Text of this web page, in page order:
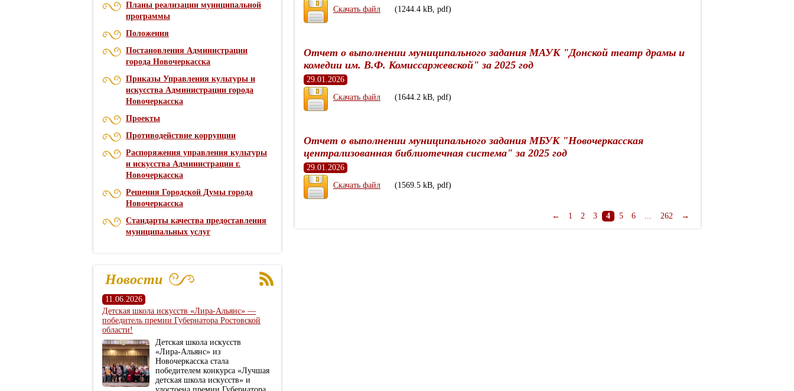
Планы реализации муниципальной
программы
Положения
Постановления Администрации
города Новочеркасска
Приказы Управления культуры и
искусства Администрации города
Новочеркасска
Проекты
Противодействие коррупции
Распоряжения управления культуры
и искусства Администрации г.
Новочеркасска
Решения Городской Думы города
Новочеркасска
Стандарты качества предоставления
муниципальных услуг
Новости
11.06.2026
Детская школа искусств «Лира‑Альянс» —
победитель премии Губернатора Ростовской
области!
Детская школа искусств
«Лира‑Альянс» из
Новочеркасска стала
победителем конкурса «Лучшая
детская школа искусств» и
Скачать файл
(1244.4 kB, pdf)
Отчет о выполнении муниципального задания МАУК "Донской театр драмы и
комедии им. В.Ф. Комиссаржевской" за 2025 год
29.01.2026
Скачать файл
(1644.2 kB, pdf)
Отчет о выполнении муниципального задания МБУК "Новочеркасская
централизованная библиотечная система" за 2025 год
29.01.2026
Скачать файл
(1569.5 kB, pdf)
← 1 2 3 4 5 6 ... 262 →